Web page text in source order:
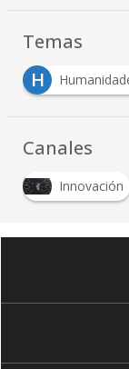
Temas
H
Canales
Innovación